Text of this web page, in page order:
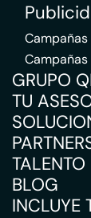
GRUPO
TU
TALENTO
BLOG
INCLUYE